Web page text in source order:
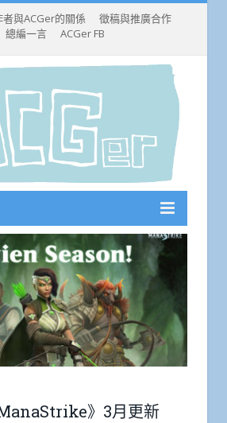
者與ACGer的關係
徵稿與推廣合作
總編一言
ACGer FB
》3月更新